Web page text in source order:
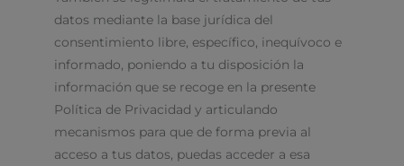
datos mediante la base jurídica del
consentimiento libre, específico, inequívoco e
informado, poniendo a tu disposición la
información que se recoge en la presente
Política de Privacidad y articulando
mecanismos para que de forma previa al
acceso a tus datos, puedas acceder a esa